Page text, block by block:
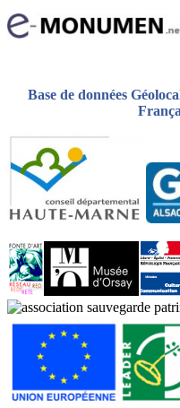
Base de données